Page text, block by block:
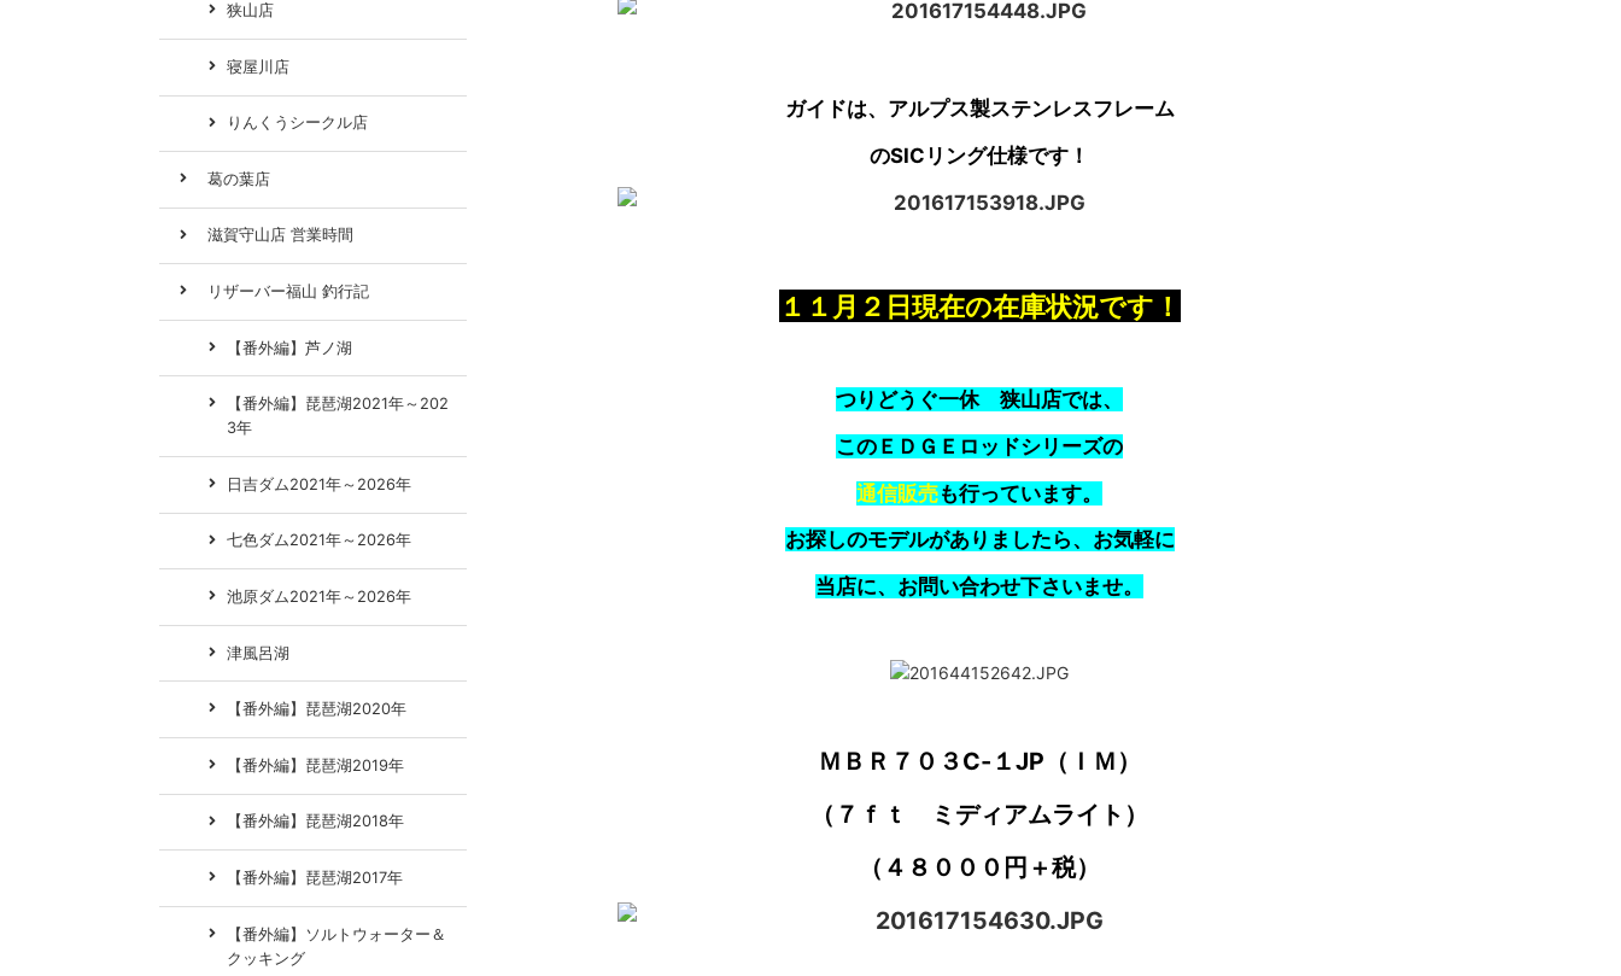
ガイドは、アルプス製ステンレスフレーム
のSICリング仕様です！
１１月２日現在の在庫状況です！
つりどうぐ一休 狭山店では、
このＥＤＧＥロッドシリーズの
通信販売も行っています。
お探しのモデルがありましたら、お気軽に
当店に、お問い合わせ下さいませ。
ＭＢＲ７０３C‐１JP（ＩＭ）
（７ｆｔ ミディアムライト）
（４８０００円＋税）
狭山店
寝屋川店
りんくうシークル店
葛の葉店
滋賀守山店 営業時間
リザーバー福山 釣行記
【番外編】芦ノ湖
【番外編】琵琶湖2021年～202
3年
日吉ダム2021年～2026年
七色ダム2021年～2026年
池原ダム2021年～2026年
津風呂湖
【番外編】琵琶湖2020年
【番外編】琵琶湖2019年
【番外編】琵琶湖2018年
【番外編】琵琶湖2017年
【番外編】ソルトウォーター＆
クッキング